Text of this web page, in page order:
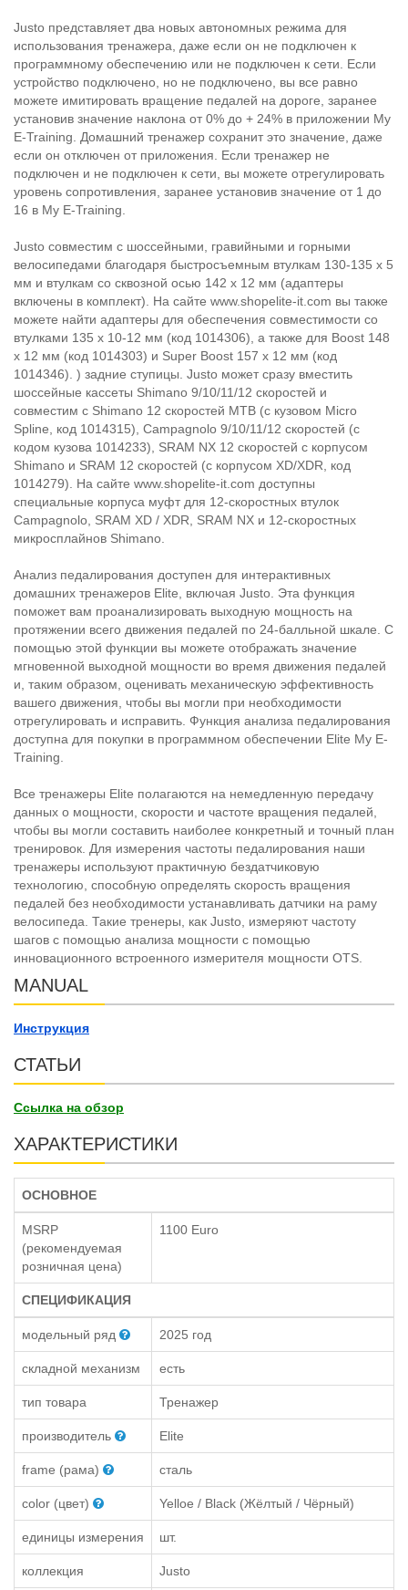
Justo представляет два новых автономных режима для
использования тренажера, даже если он не подключен к
программному обеспечению или не подключен к сети. Если
устройство подключено, но не подключено, вы все равно
можете имитировать вращение педалей на дороге, заранее
установив значение наклона от 0% до + 24% в приложении My
E-Training. Домашний тренажер сохранит это значение, даже
если он отключен от приложения. Если тренажер не
подключен и не подключен к сети, вы можете отрегулировать
уровень сопротивления, заранее установив значение от 1 до
16 в My E-Training.
Justo совместим с шоссейными, гравийными и горными
велосипедами благодаря быстросъемным втулкам 130-135 x 5
мм и втулкам со сквозной осью 142 x 12 мм (адаптеры
включены в комплект). На сайте www.shopelite-it.com вы также
можете найти адаптеры для обеспечения совместимости со
втулками 135 x 10-12 мм (код 1014306), а также для Boost 148
x 12 мм (код 1014303) и Super Boost 157 x 12 мм (код
1014346). ) задние ступицы. Justo может сразу вместить
шоссейные кассеты Shimano 9/10/11/12 скоростей и
совместим с Shimano 12 скоростей MTB (с кузовом Micro
Spline, код 1014315), Campagnolo 9/10/11/12 скоростей (с
кодом кузова 1014233), SRAM NX 12 скоростей с корпусом
Shimano и SRAM 12 скоростей (с корпусом XD/XDR, код
1014279). На сайте www.shopelite-it.com доступны
специальные корпуса муфт для 12-скоростных втулок
Campagnolo, SRAM XD / XDR, SRAM NX и 12-скоростных
микросплайнов Shimano.
Анализ педалирования доступен для интерактивных
домашних тренажеров Elite, включая Justo. Эта функция
поможет вам проанализировать выходную мощность на
протяжении всего движения педалей по 24-балльной шкале. С
помощью этой функции вы можете отображать значение
мгновенной выходной мощности во время движения педалей
и, таким образом, оценивать механическую эффективность
вашего движения, чтобы вы могли при необходимости
отрегулировать и исправить. Функция анализа педалирования
доступна для покупки в программном обеспечении Elite My E-
Training.
Все тренажеры Elite полагаются на немедленную передачу
данных о мощности, скорости и частоте вращения педалей,
чтобы вы могли составить наиболее конкретный и точный план
тренировок. Для измерения частоты педалирования наши
тренажеры используют практичную бездатчиковую
технологию, способную определять скорость вращения
педалей без необходимости устанавливать датчики на раму
велосипеда. Такие тренеры, как Justo, измеряют частоту
шагов с помощью анализа мощности с помощью
инновационного встроенного измерителя мощности OTS.
MANUAL
Инструкция
СТАТЬИ
Ссылка на обзор
ХАРАКТЕРИСТИКИ
ОСНОВНОЕ
MSRP
(рекомендуемая
розничная цена)
1100 Euro
СПЕЦИФИКАЦИЯ
модельный ряд 2025 год
складной механизм есть
тип товара Тренажер
производитель Elite
frame (рама) сталь
color (цвет) Yelloe / Black (Жёлтый / Чёрный)
единицы измерения шт.
коллекция Justo